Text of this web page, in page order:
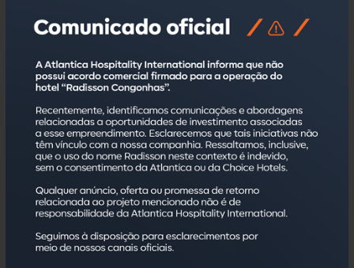
nova atração turística para Porto Alegre. O Grêmio
bairro Moinhos de Vento e aumenta sua proximidade
com a torcida.”, destaca Juliano.
O Park Plaza Moinhos 1903 é uma parceria da Melnick
com o Grêmio Foot-Ball Porto Alegrense, vinculado à
marca Radisson Hotel Group. A gestão da operação
será realizada pela Atlantica Hospitality International,
administradora de hospitalidade com mais de 170
empreendimentos pelo Brasil. Suas unidades são
comercializadas para investidores autônomos,
obedecendo as normas editadas pela Comissão de
Valores Mobiliários (CVM).